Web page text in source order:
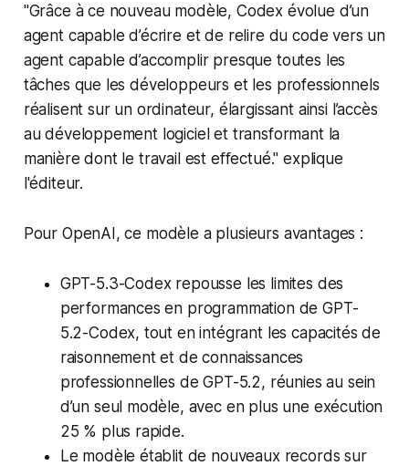
"Grâce à ce nouveau modèle, Codex évolue d’un
agent capable d’écrire et de relire du code vers un
agent capable d’accomplir presque toutes les
tâches que les développeurs et les professionnels
réalisent sur un ordinateur, élargissant ainsi l’accès
au développement logiciel et transformant la
manière dont le travail est effectué." explique
l'éditeur.
Pour OpenAI, ce modèle a plusieurs avantages :
GPT-5.3-Codex repousse les limites des
performances en programmation de GPT-
5.2-Codex, tout en intégrant les capacités de
raisonnement et de connaissances
professionnelles de GPT-5.2, réunies au sein
d’un seul modèle, avec en plus une exécution
25 % plus rapide.
Le modèle établit de nouveaux records sur